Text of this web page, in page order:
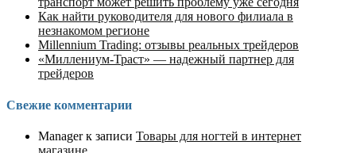
Как найти руководителя для нового филиала в
незнакомом регионе
Millennium Trading: отзывы реальных трейдеров
«Миллениум-Траст» — надежный партнер для
трейдеров
Свежие комментарии
Managerк записи Товары для ногтей в интернет
магазине